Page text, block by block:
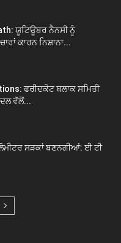
ਯੂਟਿਊਬਰ ਨੈਨਸੀ ਨੂੰ
ਕਾਰਨ ਨਿਸ਼ਾਨਾ...
ਫਰੀਦਕੋਟ ਬਲਾਕ ਸਮਿਤੀ
ਵੱਲੋਂ...
ਸੜਕਾਂ ਬਣਨਗੀਆਂ: ਈ ਟੀ